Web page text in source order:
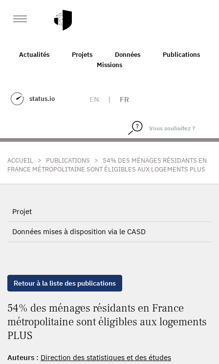
Actualités Projets Données
Publications
Missions
status.io EN | FR
ACCUEIL > PUBLICATIONS >
54% DES MÉNAGES RÉSIDANTS EN
FRANCE MÉTROPOLITAINE SONT ÉLIGIBLES AUX LOGEMENTS PLUS
Projet
Données mises à disposition via le CASD
Retour à la liste des publications
54% des ménages résidants en France
métropolitaine sont éligibles aux logements
PLUS
Auteurs : Direction des statistiques et des études